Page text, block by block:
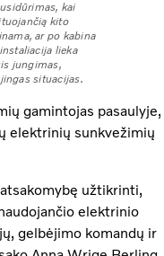
kai
kito
ar po kabina
lieka
jungimas,
situacijas.
gamintojas pasaulyje,
elektrinių sunkvežimių
užtikrinti,
elektrinio
gelbėjimo komandų ir